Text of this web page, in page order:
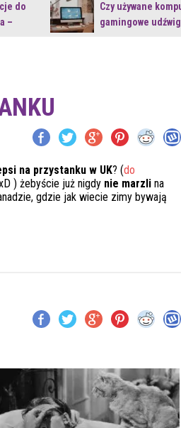
do
–
Czy używane
gamingowe
na przystanku w UK? (do
) żebyście już nigdy nie marzli na
gdzie jak wiecie zimy bywają